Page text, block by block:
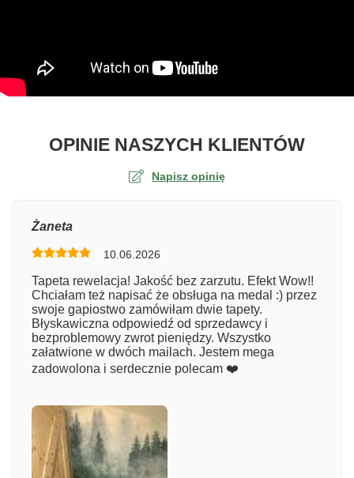
OPINIE NASZYCH KLIENTÓWO
Napisz opinię
Numer zamówienia
Imię
Żaneta
10.06.2026
Tapeta rewelacja! Jakość bez zarzutu. Efekt Wow!!
Chciałam też napisać że obsługa na medal :) przez
swoje gapiostwo zamówiłam dwie tapety.
Błyskawiczna odpowiedź od sprzedawcy i
bezproblemowy zwrot pieniędzy. Wszystko
załatwione w dwóch mailach. Jestem mega
zadowolona i serdecznie polecam ❤️